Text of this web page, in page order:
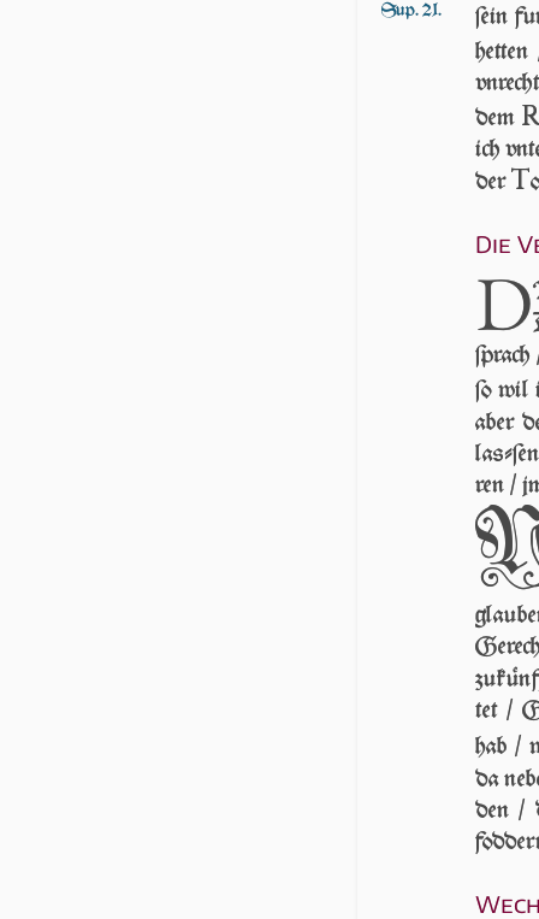
Sup. 21.
ſein
dem
ich
derT
Die
D
ſo wil
aber
ren /
tet /
hab /
da
den /